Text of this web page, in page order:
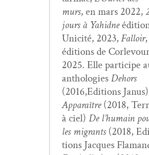
murs, en mars 2022,
jours à Yahidne
Unic­ité, 2023, Fal­loir,
édi­tions de
2025. Elle par­ticipe
antholo­giesDehors
(2016,Editions
Appa­raître(2018,
à ciel) De l’hu­main
les migrants(2018,
tions Jacques